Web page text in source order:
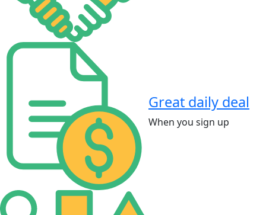
Great daily deal
When you sign up